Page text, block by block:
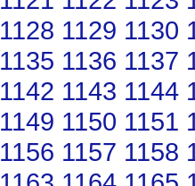
1128 1129 1130
1135 1136 1137
1142 1143 1144
1149 1150 1151
1156 1157 1158